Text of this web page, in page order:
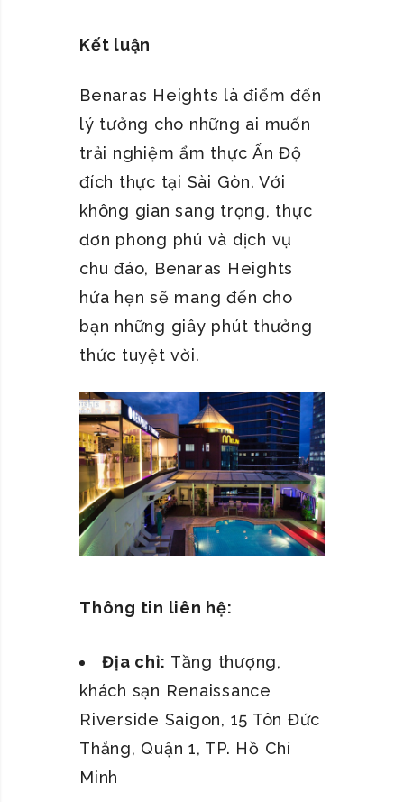
Kết luận
Benaras Heights là điểm đến
lý tưởng cho những ai muốn
trải nghiệm ẩm thực Ấn Độ
đích thực tại Sài Gòn. Với
không gian sang trọng, thực
đơn phong phú và dịch vụ
chu đáo, Benaras Heights
hứa hẹn sẽ mang đến cho
bạn những giây phút thưởng
thức tuyệt vời.
Thông tin liên hệ:
Địa chỉ: Tầng thượng,
khách sạn Renaissance
Riverside Saigon, 15 Tôn Đức
Thắng, Quận 1, TP. Hồ Chí
Minh